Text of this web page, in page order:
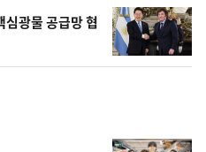
광물 공급망 협